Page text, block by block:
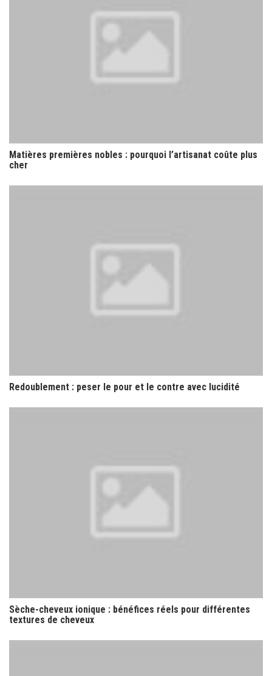
Matières premières nobles : pourquoi l’artisanat coûte plus
cher
Redoublement : peser le pour et le contre avec lucidité
Sèche-cheveux ionique : bénéfices réels pour différentes
textures de cheveux